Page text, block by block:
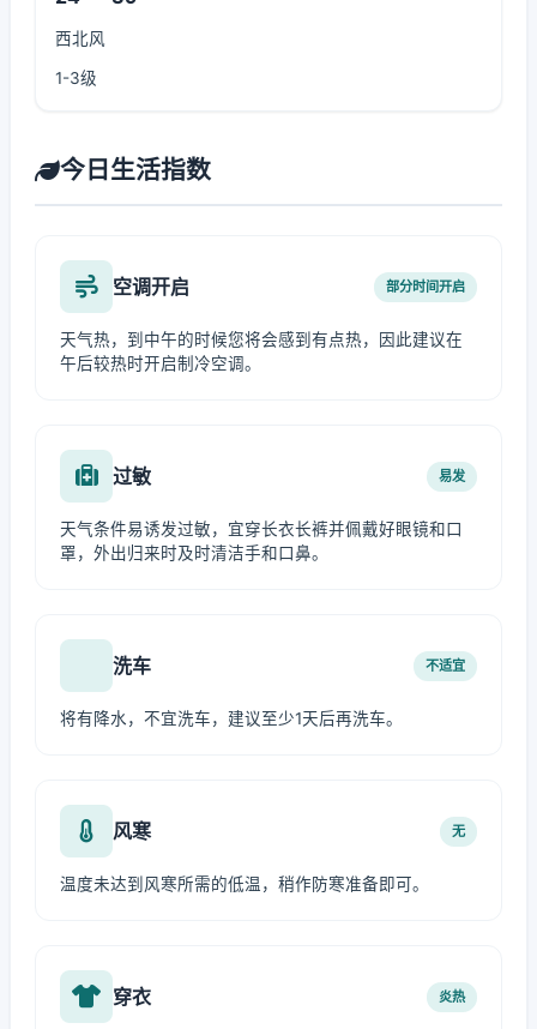
西北风
1-3级
今日生活指数
空调开启 部分时间开启
天气热，到中午的时候您将会感到有点热，因此建议在
午后较热时开启制冷空调。
过敏 易发
天气条件易诱发过敏，宜穿长衣长裤并佩戴好眼镜和口
罩，外出归来时及时清洁手和口鼻。
洗车 不适宜
将有降水，不宜洗车，建议至少1天后再洗车。
风寒 无
温度未达到风寒所需的低温，稍作防寒准备即可。
穿衣 炎热